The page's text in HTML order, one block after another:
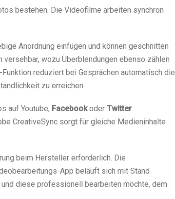
bestehen. Die Videofilme arbeiten synchron
Anordnung einfügen und können geschnitten
wozu Überblendungen ebenso zählen
reduziert bei Gesprächen automatisch die
zu erreichen.
auf Youtube, Facebookoder Twitter
CreativeSync sorgt für gleiche Medieninhalte
beim Hersteller erforderlich. Die
App beläuft sich mit Stand
diese professionell bearbeiten möchte, dem